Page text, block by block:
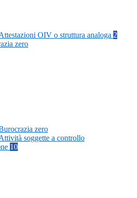
OIV o struttura analoga 2
zero
zero
soggette a controllo
10